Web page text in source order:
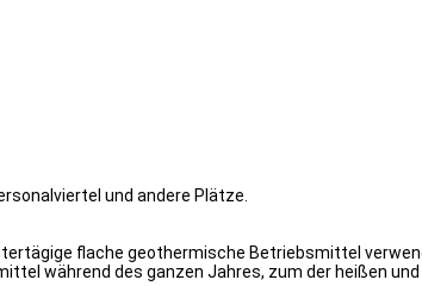
und andere Plätze.
flache geothermische Betriebsmittel
während des ganzen Jahres, zum der heißen